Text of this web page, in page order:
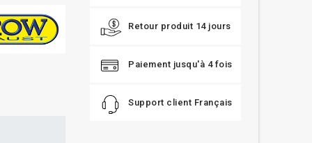
Retour produit 14 jours
Paiement jusqu'à 4 fois
Support client Français